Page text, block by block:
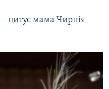
‒ цитує мама Чирнія